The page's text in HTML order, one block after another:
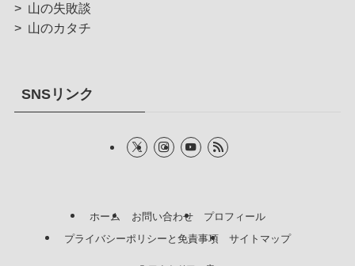
> 山の失敗談
> 山のカタチ
SNSリンク
ホーム お問い合わせ
プロフィール
プライバシーポリシーと免責事項
サイトマップ